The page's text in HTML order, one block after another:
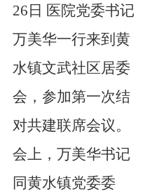
26日 医院党委书记
万美华一行来到黄
水镇文武社区居委
会，参加第一次结
对共建联席会议。
会上，万美华书记
同黄水镇党委委